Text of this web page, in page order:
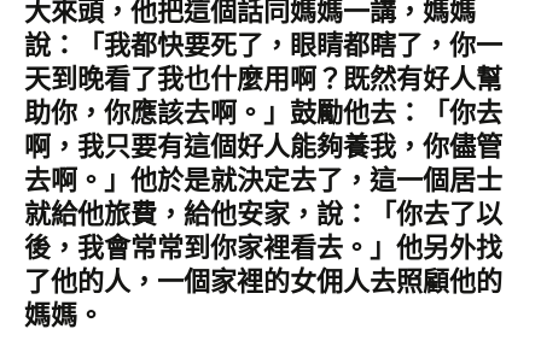
大來頭，他把這個話同媽媽一講，媽媽
說：「我都快要死了，眼睛都瞎了，你一
天到晚看了我也什麼用啊？既然有好人幫
助你，你應該去啊。」鼓勵他去：「你去
啊，我只要有這個好人能夠養我，你儘管
去啊。」他於是就決定去了，這一個居士
就給他旅費，給他安家，說：「你去了以
後，我會常常到你家裡看去。」他另外找
了他的人，一個家裡的女佣人去照顧他的
媽媽。